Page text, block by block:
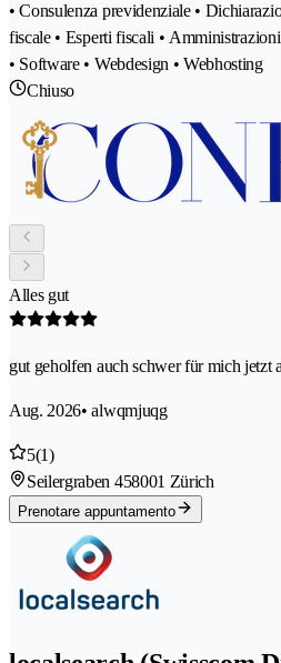
• Consulenza previdenziale •
fiscale • Esperti fiscali •
• Software • Webdesign • Webhosting
Chiuso
Alles gut
gut geholfen auch schwer für mich jetzt
Aug. 2026• alwqmjuqg
5(1)
Seilergraben 458001 Zürich
Prenotare appuntamento